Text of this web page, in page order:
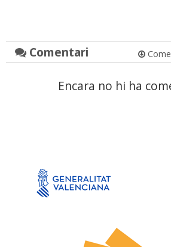
Comentari
Encara no hi ha